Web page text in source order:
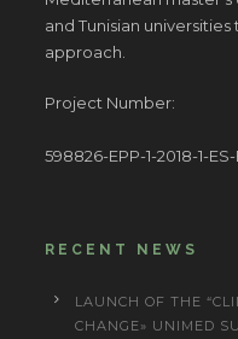
and Tunisian
approach.
Project Number:
598826-EPP-1-2018-1-
RECENT NEWS
LAUNCH OF THE
CHANGE» UNIMED